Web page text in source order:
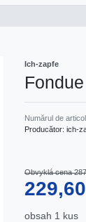
Ich-zapfe
Numărul de
Producător: ich-
Obvyklá cena
obsah 1 kus